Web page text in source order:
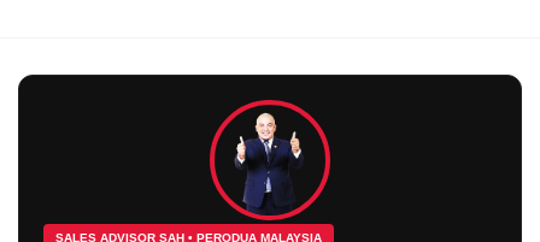
SALES ADVISOR SAH • PERODUA MALAYSIA